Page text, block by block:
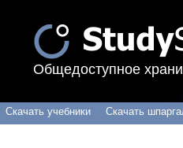
Общедоступное
Скачать учебники Скачать